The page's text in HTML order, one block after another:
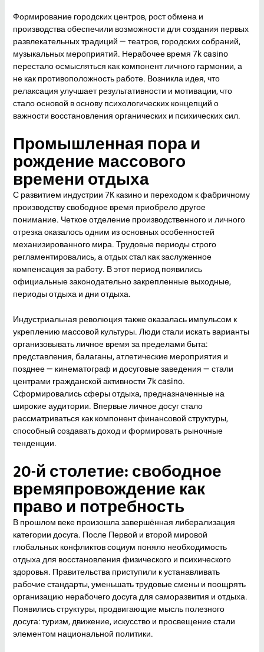
Формирование городских центров, рост обмена и
производства обеспечили возможности для создания первых
развлекательных традиций — театров, городских собраний,
музыкальных мероприятий. Нерабочее время 7k casino
перестало осмысляться как компонент личного гармонии, а
не как противоположность работе. Возникла идея, что
релаксация улучшает результативности и мотивации, что
стало основой в основу психологических концепций о
важности восстановления органических и психических сил.
Промышленная пора и
рождение массового
времени отдыха
С развитием индустрии 7К казино и переходом к фабричному
производству свободное время приобрело другое
понимание. Четкое отделение производственного и личного
отрезка оказалось одним из основных особенностей
механизированного мира. Трудовые периоды строго
регламентировались, а отдых стал как заслуженное
компенсация за работу. В этот период появились
официальные законодательно закрепленные выходные,
периоды отдыха и дни отдыха.
Индустриальная революция также оказалась импульсом к
укреплению массовой культуры. Люди стали искать варианты
организовывать личное время за пределами быта:
представления, балаганы, атлетические мероприятия и
позднее — кинематограф и досуговые заведения — стали
центрами гражданской активности 7k casino.
Сформировались сферы отдыха, предназначенные на
широкие аудитории. Впервые личное досуг стало
рассматриваться как компонент финансовой структуры,
способный создавать доход и формировать рыночные
тенденции.
20-й столетие: свободное
времяпровождение как
право и потребность
В прошлом веке произошла завершённая либерализация
категории досуга. После Первой и второй мировой
глобальных конфликтов социум поняло необходимость
отдыха для восстановления физического и психического
здоровья. Правительства приступили к устанавливать
рабочие стандарты, уменьшать трудовые смены и поощрять
организацию нерабочего досуга для саморазвития и отдыха.
Появились структуры, продвигающие мысль полезного
досуга: туризм, движение, искусство и просвещение стали
элементом национальной политики.